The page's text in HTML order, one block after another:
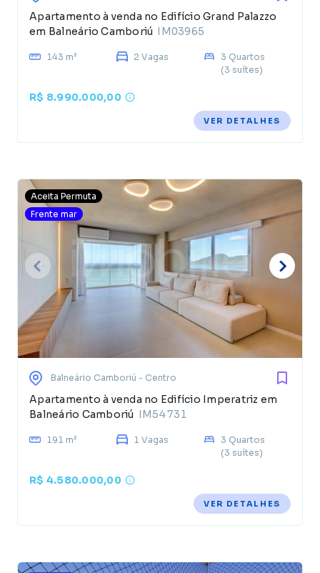
Apartamento à venda no Edifício Grand Palazzo
em Balneário Camboriú IM03965
143 m² 2 Vagas
3 Quartos
(3 suítes)
R$ 8.990.000,00
VER DETALHES
Aceita Permuta
Frente mar
Balneário Camboriú - Centro
Apartamento à venda no Edifício Imperatriz em
Balneário Camboriú IM54731
191 m² 1 Vagas
3 Quartos
(3 suítes)
R$ 4.580.000,00
VER DETALHES